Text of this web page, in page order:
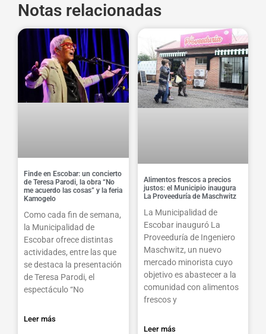
Notas relacionadas
Finde en Escobar: un concierto
de Teresa Parodi, la obra “No
me acuerdo las cosas” y la feria
Kamogelo
Como cada fin de semana,
la Municipalidad de
Escobar ofrece distintas
actividades, entre las que
se destaca la presentación
de Teresa Parodi, el
espectáculo “No
Leer más
Alimentos frescos a precios
justos: el Municipio inaugura
La Proveeduría de Maschwitz
La Municipalidad de
Escobar inauguró La
Proveeduría de Ingeniero
Maschwitz, un nuevo
mercado minorista cuyo
objetivo es abastecer a la
comunidad con alimentos
frescos y
Leer más